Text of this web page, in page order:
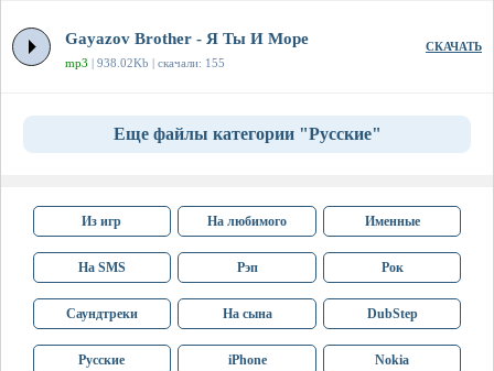
Gayazov Brother - Я Ты И Море
mp3 | 938.02Kb | скачали: 155
СКАЧАТЬ
Еще файлы категории "Русские"
Из игр На любимого Именные
На SMS Рэп Рок
Саундтреки На сына DubStep
Русские iPhone Nokia